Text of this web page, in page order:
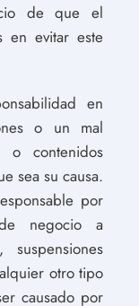
de que el
en evitar este
en
o un mal
o contenidos
sea su causa.
por
negocio a
otro tipo
causado por